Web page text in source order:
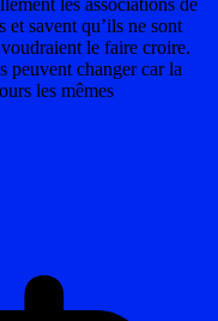
et savent qu’ils ne sont
le faire croire.
peuvent changer car la
les mêmes